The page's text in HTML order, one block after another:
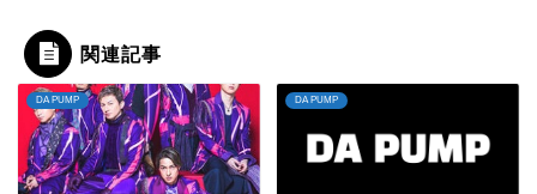
関連記事
DA PUMP DA PUMP